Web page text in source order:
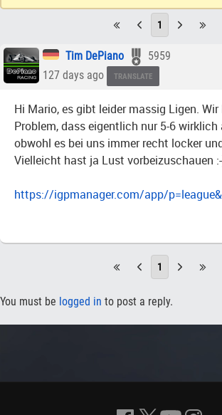
1
Tim DePiano
5959
127 days ago
TRANSLATE
Hi Mario, es gibt leider massig Ligen.
Problem, dass eigentlich nur 5-6
obwohl es bei uns immer recht locker
Vielleicht hast ja Lust vorbeizuschauen
https://igpmanager.com/app/
1
You must be logged in to post a reply.